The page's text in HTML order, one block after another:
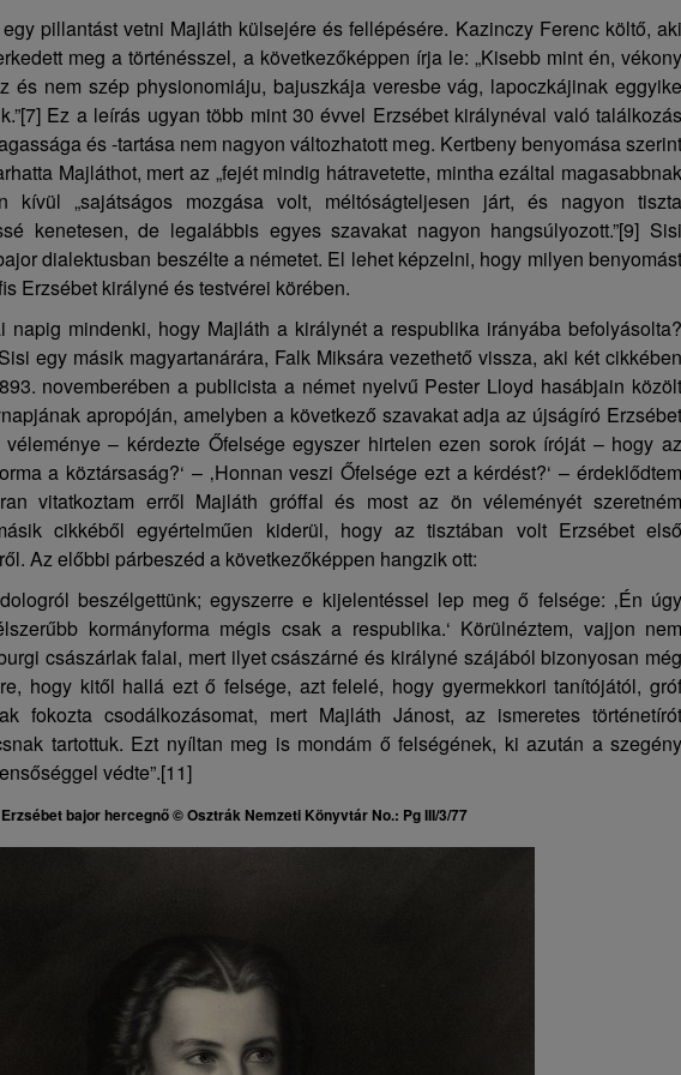
pillantást vetni Majláth külsejére és fellépésére. Kazinczy Ferenc költő, aki
meg a történésszel, a következőképpen írja le: „Kisebb mint én, vékony
és nem szép physionomiáju, bajuszkája veresbe vág, lapoczkájinak eggyike
[7] Ez a leírás ugyan több mint 30 évvel Erzsébet királynéval való találkozás
és -tartása nem nagyon változhatott meg. Kertbeny benyomása szerint
Majláthot, mert az „fejét mindig hátravetette, mintha ezáltal magasabbnak
kívül „sajátságos mozgása volt, méltóságteljesen járt, és nagyon tiszta
kenetesen, de legalábbis egyes szavakat nagyon hangsúlyozott.”[9] Sisi
dialektusban beszélte a németet. El lehet képzelni, hogy milyen benyomást
Erzsébet királyné és testvérei körében.
napig mindenki, hogy Majláth a királynét a respublika irányába befolyásolta?
egy másik magyartanárára, Falk Miksára vezethető vissza, aki két cikkében
novemberében a publicista a német nyelvű Pester Lloyd hasábjain közölt
apropóján, amelyben a következő szavakat adja az újságíró Erzsébet
véleménye – kérdezte Őfelsége egyszer hirtelen ezen sorok íróját – hogy az
a köztársaság?‘ – ‚Honnan veszi Őfelsége ezt a kérdést?‘ – érdeklődtem
vitatkoztam erről Majláth gróffal és most az ön véleményét szeretném
cikkéből egyértelműen kiderül, hogy az tisztában volt Erzsébet első
Az előbbi párbeszéd a következőképpen hangzik ott:
beszélgettünk; egyszerre e kijelentéssel lep meg ő felsége: ‚Én úgy
kormányforma mégis csak a respublika.‘ Körülnéztem, vajjon nem
császárlak falai, mert ilyet császárné és királyné szájából bizonyosan még
hogy kitől hallá ezt ő felsége, azt felelé, hogy gyermekkori tanítójától, gróf
fokozta csodálkozásomat, mert Majláth Jánost, az ismeretes történetírót
tartottuk. Ezt nyíltan meg is mondám ő felségének, ki azután a szegény
védte”.[11]
Erzsébet bajor hercegnő ©Osztrák Nemzeti KönyvtárNo.: Pg III/3/77